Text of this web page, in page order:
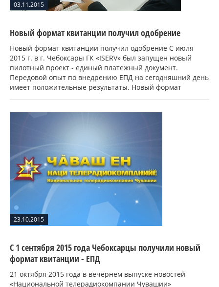
03.11.2015
Новый формат квитанции получил одобрение
Новый формат квитанции получил одобрение С июля
2015 г. в г. Чебоксары ГК «ISERV» был запущен новый
пилотный проект - единый платежный документ.
Передовой опыт по внедрению ЕПД на сегодняшний день
имеет положительные результаты. Новый формат
23.10.2015
C 1 сентября 2015 года Чебоксарцы получили новый
формат квитанции - ЕПД
21 октября 2015 года в вечернем выпуске новостей
«Национальной телерадиокомпании Чувашии»